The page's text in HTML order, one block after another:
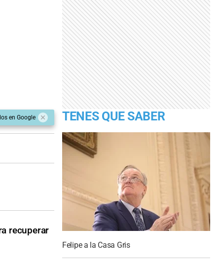
en Google
recuperar
TENES QUE SABER
Felipe a la Casa Gris